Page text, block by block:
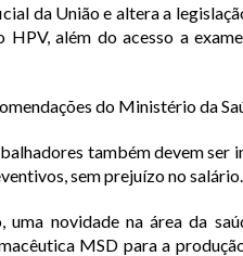
da União e altera a
além do acesso a
do Ministério da
também devem ser
sem prejuízo no salário.
uma novidade na área da
MSD para a